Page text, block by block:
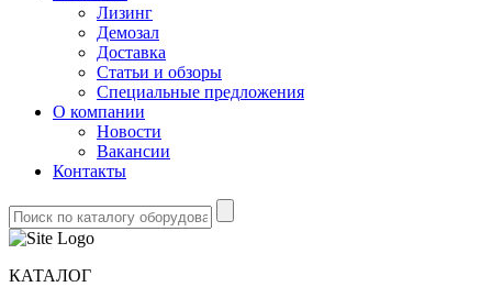
Лизинг
Демозал
Доставка
Статьи и обзоры
Специальные предложения
О компании
Новости
Вакансии
Контакты
КАТАЛОГ